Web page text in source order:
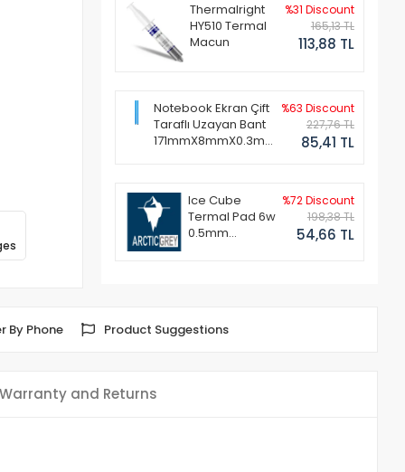
Thermalright
HY510 Termal
Macun
%31 Discount
165,13 TL
113,88 TL
Notebook Ekran Çift
Taraflı Uzayan Bant
171mmX8mmX0.3mm
%63 Discount
227,76 TL
85,41 TL
Ice Cube
Termal Pad 6w
0.5mm
%72 Discount
198,38 TL
54,66 TL
By Phone Product Suggestions
Warranty and Returns